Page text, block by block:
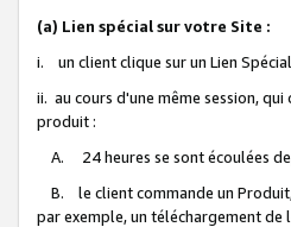
(a) Lien spécial sur votre Site :
i. un client clique sur un Lien
ii. au cours d'une même session,
produit :
A. 24 heures se sont écoulées
B. le client commande un
par exemple, un téléchargement de